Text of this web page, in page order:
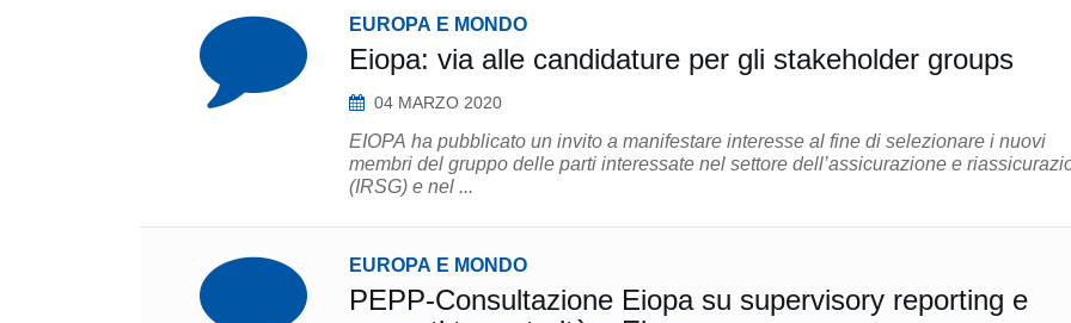
EUROPA E MONDO
Eiopa: via alle candidature per gli stakeholder groups
04 MARZO 2020
EIOPA ha pubblicato un invito a manifestare interesse al fine di selezionare i nuovi
membri del gruppo delle parti interessate nel settore dell’assicurazione e
(IRSG) e nel ...
EUROPA E MONDO
PEPP-Consultazione Eiopa su supervisory reporting e